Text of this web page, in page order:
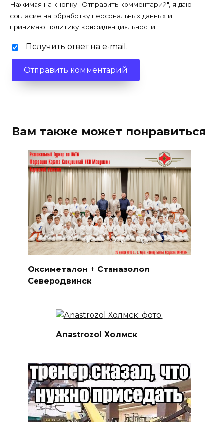
Нажимая на кнопку "Отправить комментарий", я даю
согласие на обработку персональных данных и
принимаю политику конфиденциальности.
Получить ответ на e-mail.
Вам также может понравиться
Оксиметалон + Станазолол
Северодвинск
Аnastrozol Холмск